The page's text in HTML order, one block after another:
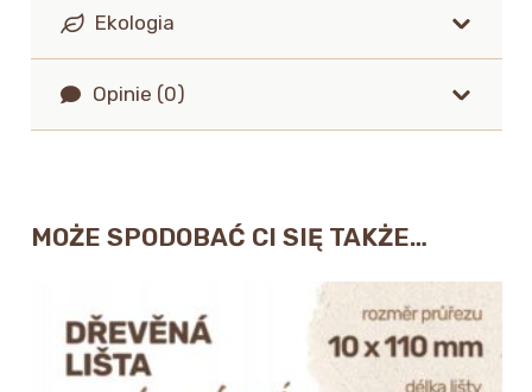
Ekologia
Opinie (0)
MOŻE SPODOBAĆ CI SIĘ TAKŻE…